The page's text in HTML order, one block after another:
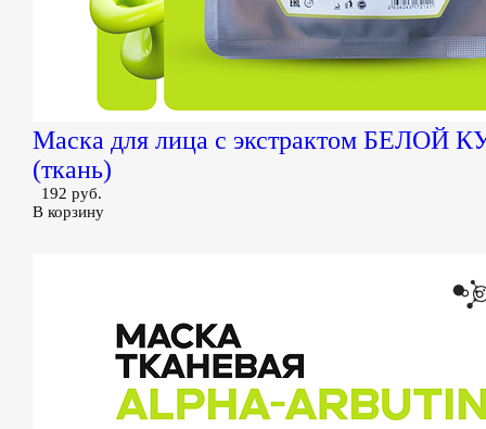
Маска для лица с экстрактом
(ткань)
192 руб.
В корзину